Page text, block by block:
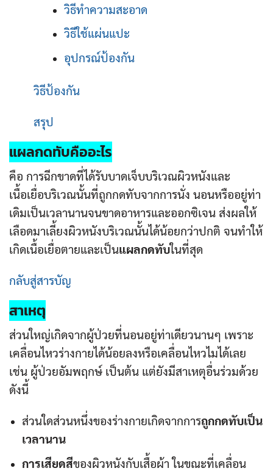
วิธีทำความสะอาด
วิธีใช้แผ่นแปะ
อุปกรณ์ป้องกัน
วิธีป้องกัน
สรุป
แผลกดทับคืออะไร
คือ การฉีกขาดที่ได้รับบาดเจ็บบริเวณผิวหนังและ
เนื้อเยื่อบริเวณนั้นที่ถูกกดทับจากการนั่ง นอนหรืออยู่ท่า
เดิมเป็นเวลานานจนขาดอาหารและออกซิเจน ส่งผลให้
เลือดมาเลี้ยงผิวหนังบริเวณนั้นได้น้อยกว่าปกติ จนทำให้
เกิดเนื้อเยื่อตายและเป็นแผลกดทับในที่สุด
กลับสู่สารบัญ
สาเหตุ
ส่วนใหญ่เกิดจากผู้ป่วยที่นอนอยู่ท่าเดียวนานๆ เพราะ
เคลื่อนไหวร่างกายได้น้อยลงหรือเคลื่อนไหวไมได้เลย
เช่น ผู้ป่วยอัมพฤกษ์ เป็นต้น แต่ยังมีสาเหตุอื่นร่วมด้วย
ดังนี้
ส่วนใดส่วนหนึ่งของร่างกายเกิดจากการถูกกดทับเป็น
เวลานาน
การเสียดสีของผิวหนังกับเสื้อผ้า ในขณะที่เคลื่อน